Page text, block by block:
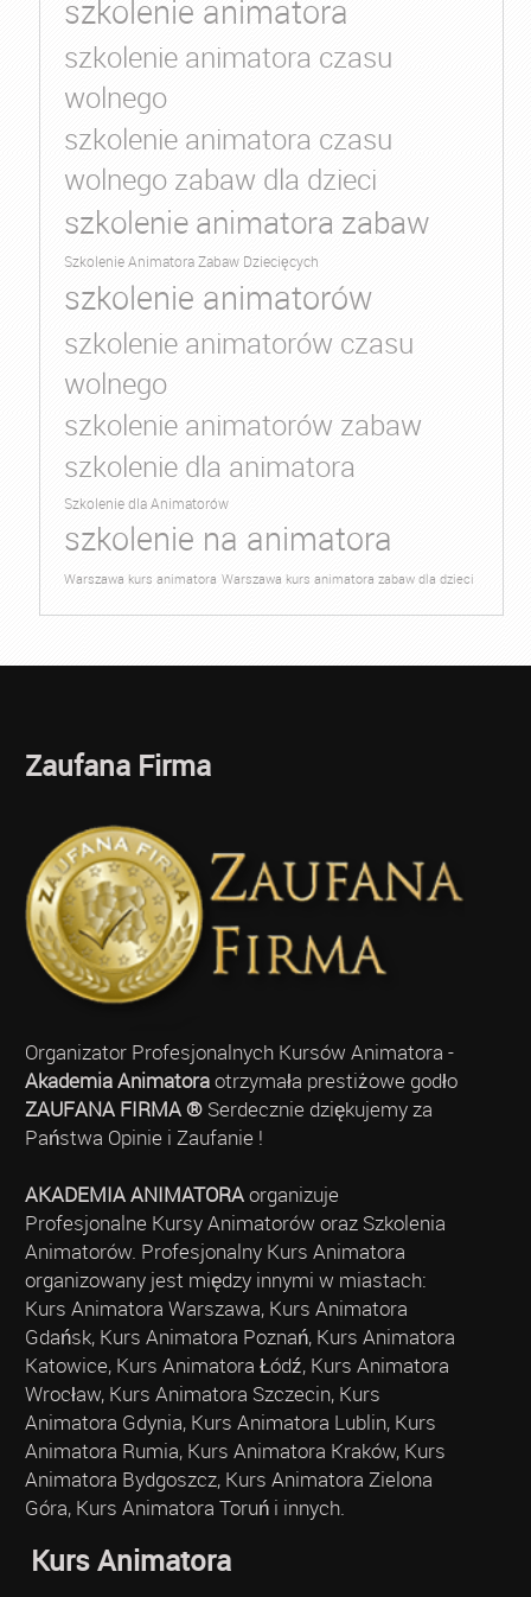
szkolenie animatora
szkolenie animatora czasu
wolnego
szkolenie animatora czasu
wolnego zabaw dla dzieci
szkolenie animatora zabaw
Szkolenie Animatora Zabaw Dziecięcych
szkolenie animatorów
szkolenie animatorów czasu
wolnego
szkolenie animatorów zabaw
szkolenie dla animatora
Szkolenie dla Animatorów
szkolenie na animatora
Warszawa kurs animatora Warszawa kurs animatora zabaw dla dzieci
Zaufana Firma
Organizator Profesjonalnych Kursów Animatora -
Akademia Animatoraotrzymała prestiżowe godło
ZAUFANA FIRMA ®Serdecznie dziękujemy za
Państwa Opinie i Zaufanie !
AKADEMIA ANIMATORAorganizuje
Profesjonalne Kursy Animatorów oraz Szkolenia
Animatorów. Profesjonalny Kurs Animatora
organizowany jest między innymi w miastach:
Kurs Animatora Warszawa, Kurs Animatora
Gdańsk, Kurs Animatora Poznań, Kurs Animatora
Katowice, Kurs Animatora Łódź, Kurs Animatora
Wrocław, Kurs Animatora Szczecin, Kurs
Animatora Gdynia, Kurs Animatora Lublin, Kurs
Animatora Rumia, Kurs Animatora Kraków, Kurs
Animatora Bydgoszcz, Kurs Animatora Zielona
Góra, Kurs Animatora Toruń i innych.
Kurs Animatora